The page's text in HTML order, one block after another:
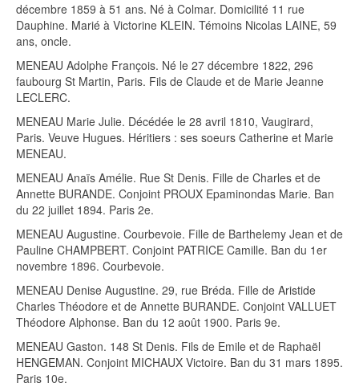
décembre 1859 à 51 ans. Né à Colmar. Domicilité 11 rue
Dauphine. Marié à Victorine KLEIN. Témoins Nicolas LAINE, 59
ans, oncle.
MENEAU Adolphe François. Né le 27 décembre 1822, 296
faubourg St Martin, Paris. Fils de Claude et de Marie Jeanne
LECLERC.
MENEAU Marie Julie. Décédée le 28 avril 1810, Vaugirard,
Paris. Veuve Hugues. Héritiers : ses soeurs Catherine et Marie
MENEAU.
MENEAU Anaïs Amélie. Rue St Denis. Fille de Charles et de
Annette BURANDE. Conjoint PROUX Epaminondas Marie. Ban
du 22 juillet 1894. Paris 2e.
MENEAU Augustine. Courbevoie. Fille de Barthelemy Jean et de
Pauline CHAMPBERT. Conjoint PATRICE Camille. Ban du 1er
novembre 1896. Courbevoie.
MENEAU Denise Augustine. 29, rue Bréda. Fille de Aristide
Charles Théodore et de Annette BURANDE. Conjoint VALLUET
Théodore Alphonse. Ban du 12 août 1900. Paris 9e.
MENEAU Gaston. 148 St Denis. Fils de Emile et de Raphaël
HENGEMAN. Conjoint MICHAUX Victoire. Ban du 31 mars 1895.
Paris 10e.